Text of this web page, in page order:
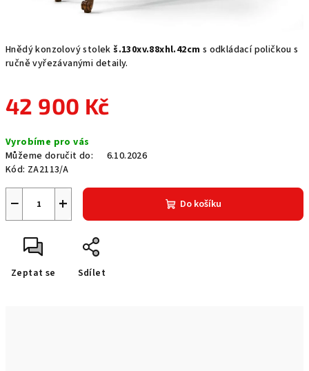
Hnědý konzolový stolekš.130xv.88xhl.42cm s odkládací poličkou s
ručně vyřezávanými detaily.
42 900 Kč
cena:
Vyrobíme pro vás
Můžeme doručit do:
6.10.2026
Kód: ZA2113/A
+
− Do košíku
Zeptat se Sdílet